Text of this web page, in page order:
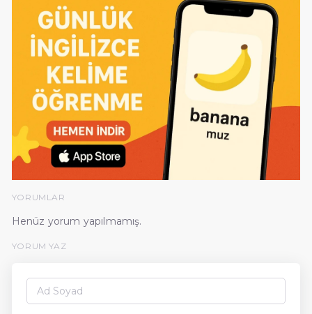
YORUMLAR
Henüz yorum yapılmamış.
YORUM YAZ